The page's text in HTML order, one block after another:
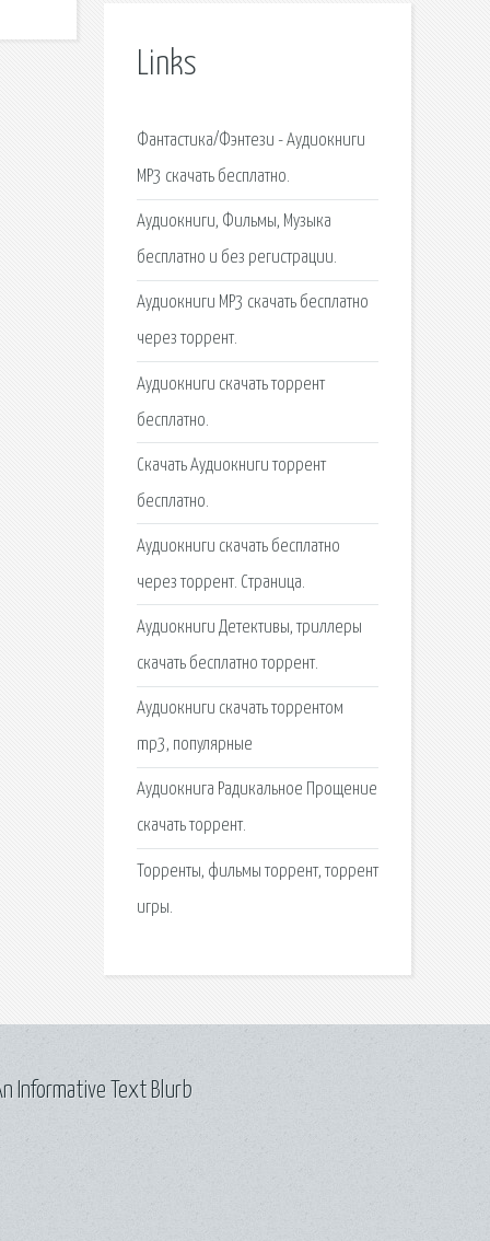
Links
Фантастика/Фэнтези - Аудиокниги
MP3 скачать бесплатно.
Аудиокниги, Фильмы, Музыка
бесплатно и без регистрации.
Аудиокниги MP3 скачать бесплатно
через торрент.
Аудиокниги скачать торрент
бесплатно.
Скачать Аудиокниги торрент
бесплатно.
Аудиокниги скачать бесплатно
через торрент. Страница.
Аудиокниги Детективы, триллеры
скачать бесплатно торрент.
Аудиокниги скачать торрентом
mp3, популярные
Аудиокнига Радикальное Прощение
скачать торрент.
Торренты, фильмы торрент, торрент
игры.
Informative Text Blurb